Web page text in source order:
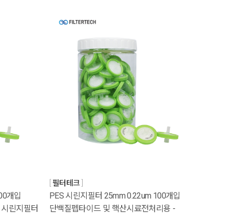
개입
린지필터
필터테크
PES 시린지필터 25mm 0.22um 100개입
단백질펩타이드 및 핵산시료전처리용 -